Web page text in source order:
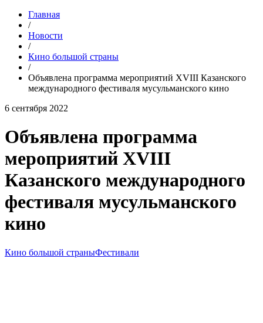
Главная
/
Новости
/
Кино большой страны
/
Объявлена программа мероприятий XVIII Казанского
международного фестиваля мусульманского кино
6 сентября 2022
Объявлена программа
мероприятий XVIII
Казанского международного
фестиваля мусульманского
кино
Кино большой страныФестивали